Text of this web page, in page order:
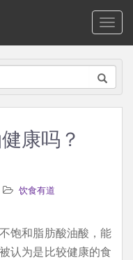
康吗？
饮食有道
饱和脂肪酸油酸，能
认为是比较健康的食